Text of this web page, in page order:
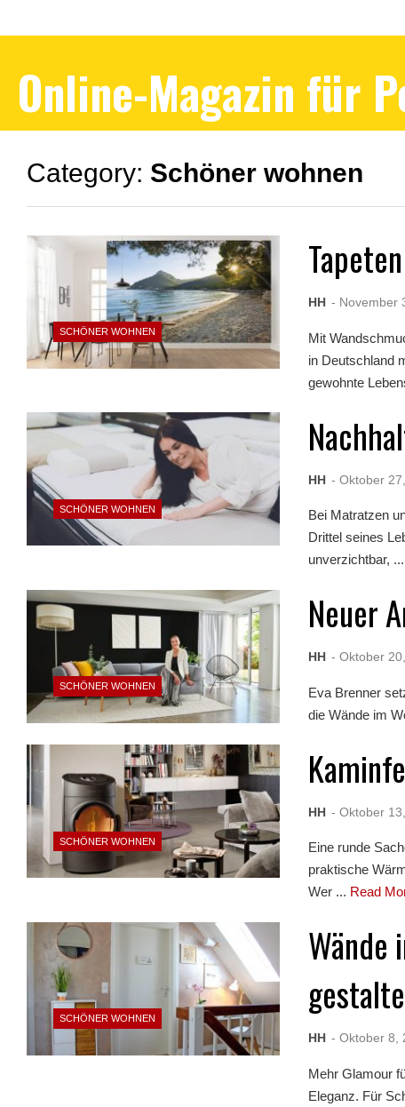
Online-Magazin für
Category: Schöner wohnen
SCHÖNER WOHNEN
HH - November
Mit
in Deutschland
gewohnte
SCHÖNER WOHNEN
HH - Oktober
Bei Matratzen
Drittel seines
unverzichtbar, ...
SCHÖNER WOHNEN
Neuer
HH - Oktober
Eva Brenner
die Wände im
SCHÖNER WOHNEN
HH - Oktober
Eine runde
praktische
Wer ... Read
SCHÖNER WOHNEN
Wände
HH - Oktober 8,
Mehr Glamour
Eleganz. Für